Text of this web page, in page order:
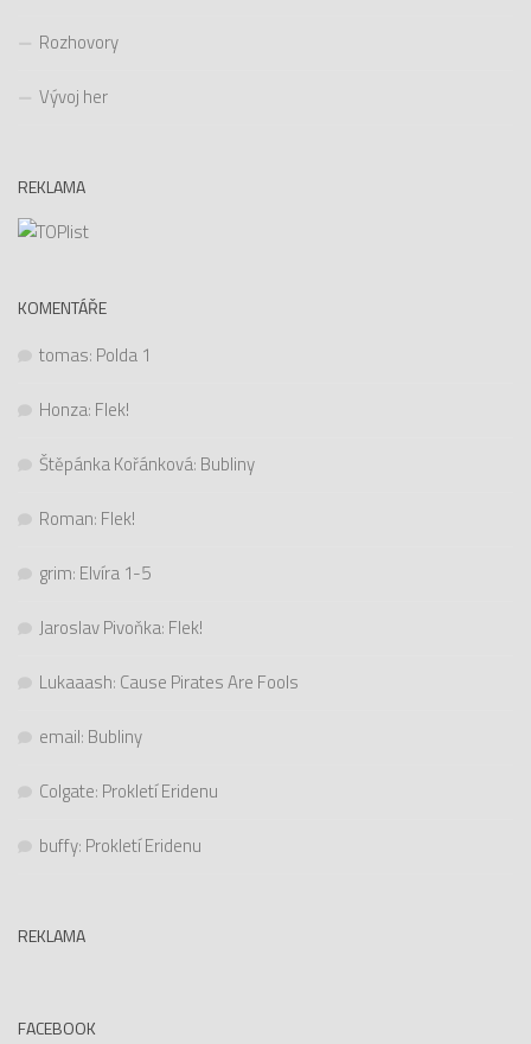
Rozhovory
Vývoj her
REKLAMA
KOMENTÁŘE
tomas: Polda 1
Honza: Flek!
Štěpánka Kořánková: Bubliny
Roman: Flek!
grim: Elvíra 1-5
Jaroslav Pivoňka: Flek!
Lukaaash: Cause Pirates Are Fools
email: Bubliny
Colgate: Prokletí Eridenu
buffy: Prokletí Eridenu
REKLAMA
FACEBOOK